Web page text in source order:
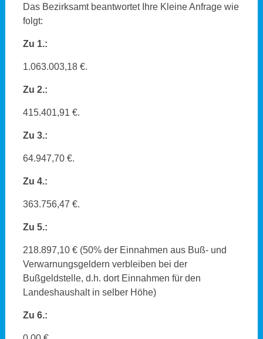
Das Bezirksamt beantwortet Ihre Kleine Anfrage wie
folgt:
Zu 1.:
1.063.003,18 €.
Zu 2.:
415.401,91 €.
Zu 3.:
64.947,70 €.
Zu 4.:
363.756,47 €.
Zu 5.:
218.897,10 € (50% der Einnahmen aus Buß- und
Verwarnungsgeldern verbleiben bei der
Bußgeldstelle, d.h. dort Einnahmen für den
Landeshaushalt in selber Höhe)
Zu 6.: